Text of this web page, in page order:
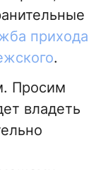
прихода
.
Просим
владеть